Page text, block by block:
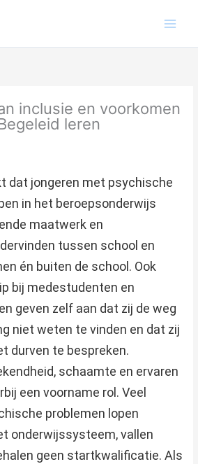
inclusie en voorkomen
leren
dat jongeren met psychische
in het beroepsonderwijs
maatwerk en
tussen school en
én buiten de school. Ook
bij medestudenten en
geven zelf aan dat zij de weg
niet weten te vinden en dat zij
durven te bespreken.
schaamte en ervaren
een voorname rol. Veel
problemen lopen
onderwijssysteem, vallen
geen startkwalificatie. Als